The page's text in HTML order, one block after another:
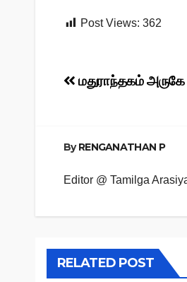
Post Views: 362
Post
மதுராந்தகம் அருகே
ByRENGANATHAN P
Editor @ Tamilga
RELATED POST